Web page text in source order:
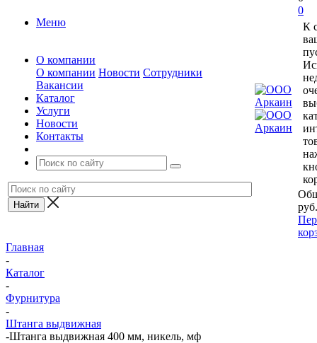
Меню
О компании
О компании Новости Сотрудники
Вакансии
Каталог
Услуги
Новости
Контакты
0
К
руб.
Главная
-
Каталог
-
Фурнитура
-
Штанга выдвижная
-Штанга выдвижная 400 мм, никель, мф